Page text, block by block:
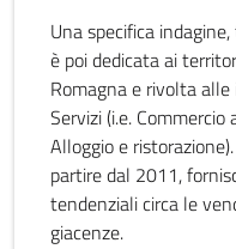
Una specifica
è poi dedicata ai
Romagna e rivolta
Servizi (i.e.
Alloggio e
partire dal 2011,
tendenziali circa le
giacenze.